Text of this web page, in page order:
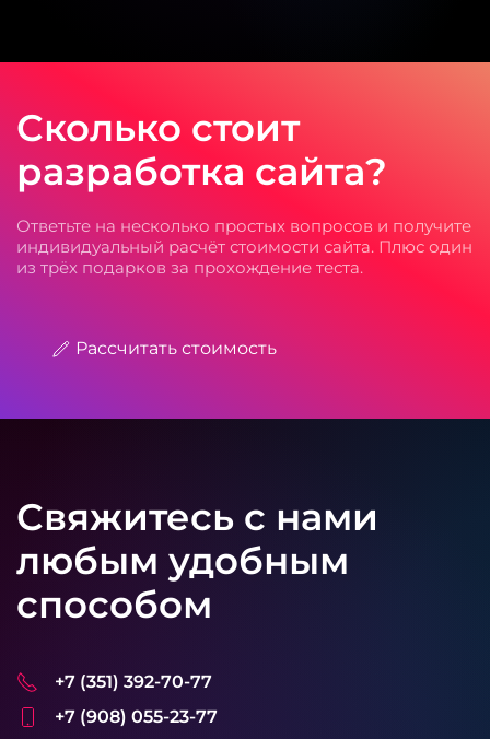
Сколько стоит
разработка сайта?
Ответьте на несколько простых вопросов и получите
индивидуальный расчёт стоимости сайта. Плюс один
из трёх подарков за прохождение теста.
Рассчитать стоимость
Свяжитесь с нами
любым удобным
способом
+7 (351) 392-70-77
+7 (908) 055-23-77